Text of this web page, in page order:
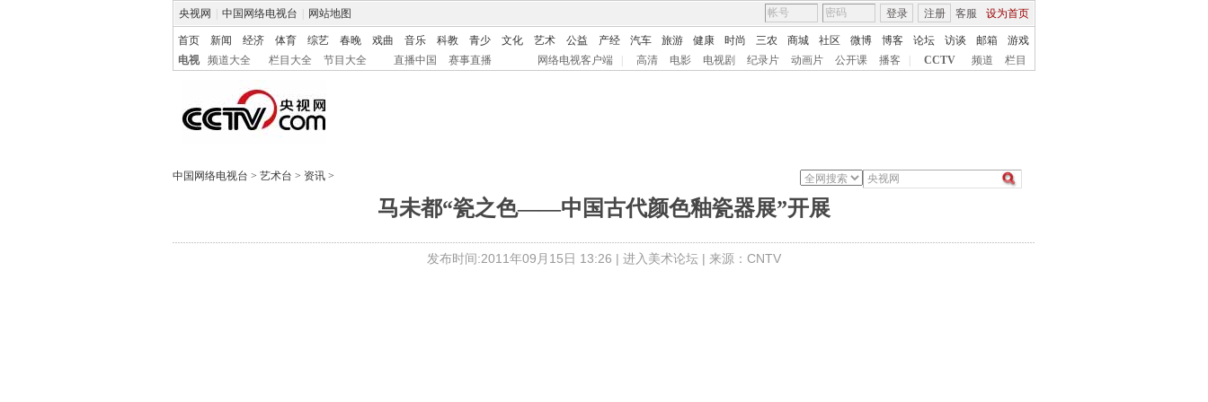
央视网 中国网络电视台 网站地图 客服 设为首页
登录 注册
首页 新闻 经济 体育 综艺 春晚 戏曲 音乐 科教 青少 文化 艺术 公益 产经 汽车 旅游 健康 时尚 三农 商城 社区 微博 博客 论坛 访谈 邮箱
游戏
电视
频道大全 栏目大全 节目大全 直播中国 赛事直播 网络电视客户端 高清 电影 电视剧 纪录片 动画片 公开课 播客 CCTV 频道 栏目
中国网络电视台 > 艺术台 > 资讯 >
马未都“瓷之色——中国古代颜色釉瓷器展”开展
发布时间:2011年09月15日 13:26 | 进入美术论坛 | 来源：CNTV